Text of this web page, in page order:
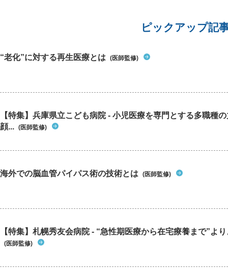
ピックアップ記
“老化”に対する再生医療とは (医師監修)
【特集】兵庫県立こども病院 - 小児医療を専門とする多職種
顔... (医師監修)
海外での脳血管パイパス術の技術とは (医師監修)
【特集】札幌秀友会病院 - “急性期医療から在宅療養まで”よ
(医師監修)